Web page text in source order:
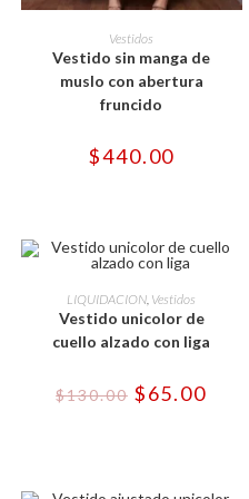
SELECCIONAR OPCIONES
Este
producto
tiene
múltiples
variantes.
opciones
elegir
Vestidos
Vestido sin manga de
muslo con abertura
fruncido
$440.00
-50%
SELECCIONAR OPCIONES
producto
tiene
múltiples
variantes.
se
pueden
producto
LIQUIDACION Vestidos
Vestido unicolor de
cuello alzado con liga
$130.00 El
precio
$65.00